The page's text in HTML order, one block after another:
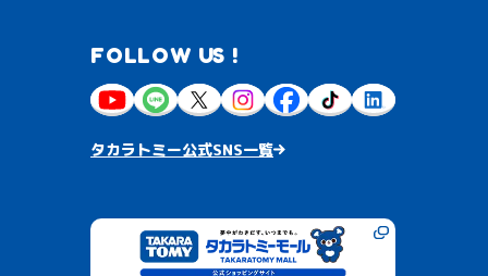
FOLLOW US !
タカラトミー公式SNS一覧